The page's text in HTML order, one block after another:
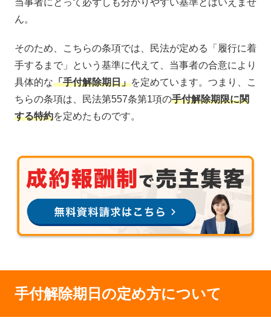
ん。
そのため、こちらの条項では、民法が定める「履行に着
手するまで」という基準に代えて、当事者の合意により
具体的な「手付解除期日」を定めています。つまり、こ
ちらの条項は、民法第557条第1項の手付解除期限に関
する特約を定めたものです。
手付解除期日の定め方について